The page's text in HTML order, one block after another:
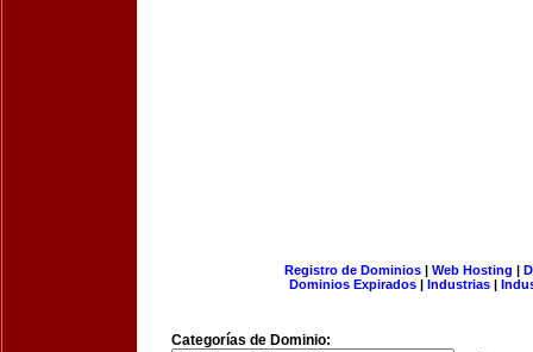
Registro de Dominios| Web Hosting |
Dominios Expirados | Industrias |
Categorías de Dominio: